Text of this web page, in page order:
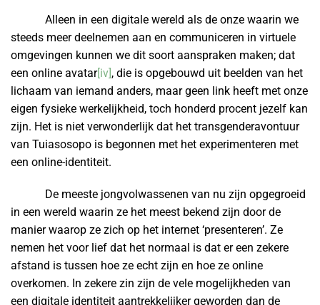
Alleen in een digitale wereld als de onze waarin we
steeds meer deelnemen aan en communiceren in virtuele
omgevingen kunnen we dit soort aanspraken maken; dat
een online avatar[iv], die is opgebouwd uit beelden van het
lichaam van iemand anders, maar geen link heeft met onze
eigen fysieke werkelijkheid, toch honderd procent jezelf kan
zijn. Het is niet verwonderlijk dat het transgenderavontuur
van Tuiasosopo is begonnen met het experimenteren met
een online-identiteit.
De meeste jongvolwassenen van nu zijn opgegroeid
in een wereld waarin ze het meest bekend zijn door de
manier waarop ze zich op het internet ‘presenteren’. Ze
nemen het voor lief dat het normaal is dat er een zekere
afstand is tussen hoe ze echt zijn en hoe ze online
overkomen. In zekere zin zijn de vele mogelijkheden van
een digitale identiteit aantrekkelijker geworden dan de